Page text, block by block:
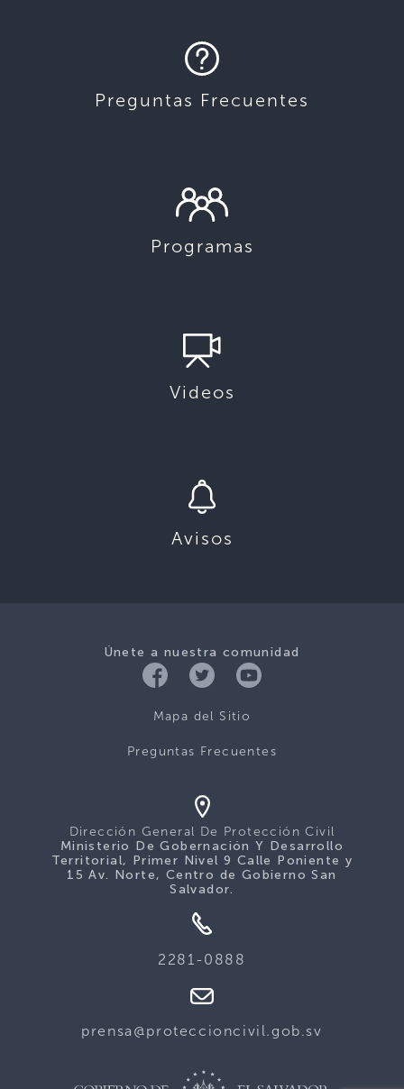
Preguntas Frecuentes
Programas
Videos
Avisos
Únete a nuestra comunidad
Mapa del Sitio
Preguntas Frecuentes
Dirección General De Protección Civil
Ministerio De Gobernación Y Desarrollo
Territorial, Primer Nivel 9 Calle Poniente y
15 Av. Norte, Centro de Gobierno San
Salvador.
2281-0888
prensa@proteccioncivil.gob.sv